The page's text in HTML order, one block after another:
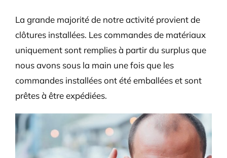
La grande majorité de notre activité provient de
clôtures installées. Les commandes de matériaux
uniquement sont remplies à partir du surplus que
nous avons sous la main une fois que les
commandes installées ont été emballées et sont
prêtes à être expédiées.